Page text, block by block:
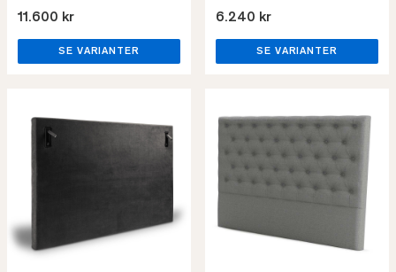
11.600 kr
SE VARIANTER
6.240 kr
SE VARIANTER